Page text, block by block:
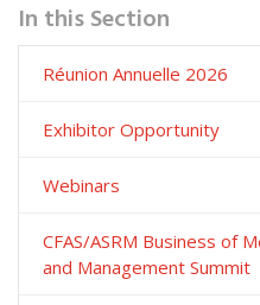
In this Section
Réunion Annuelle 2026
Exhibitor Opportunity
Webinars
CFAS/ASRM Business of
and Management Summit